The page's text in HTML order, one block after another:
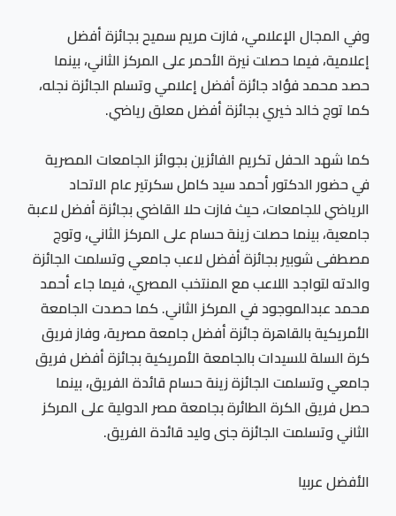
وفي المجال الإعلامي، فازت مريم سميح بجائزة أفضل
إعلامية، فيما حصلت نيرة الأحمر على المركز الثاني، بينما
حصد محمد فؤاد جائزة أفضل إعلامي وتسلم الجائزة نجله،
كما توج خالد خيري بجائزة أفضل معلق رياضي.
كما شهد الحفل تكريم الفائزين بجوائز الجامعات المصرية
في حضور الدكتور أحمد سيد كامل سكرتير عام الاتحاد
الرياضي للجامعات، حيث فازت حلا القاضي بجائزة أفضل لاعبة
جامعية، بينما حصلت زينة حسام على المركز الثاني، وتوج
مصطفى شوبير بجائزة أفضل لاعب جامعي وتسلمت الجائزة
والدته لتواجد اللاعب مع المنتخب المصري، فيما جاء أحمد
محمد عبدالموجود في المركز الثاني. كما حصدت الجامعة
الأمريكية بالقاهرة جائزة أفضل جامعة مصرية، وفاز فريق
كرة السلة للسيدات بالجامعة الأمريكية بجائزة أفضل فريق
جامعي وتسلمت الجائزة زينة حسام قائدة الفريق، بينما
حصل فريق الكرة الطائرة بجامعة مصر الدولية على المركز
الثاني وتسلمت الجائزة جنى وليد قائدة الفريق.
الأفضل عربيا